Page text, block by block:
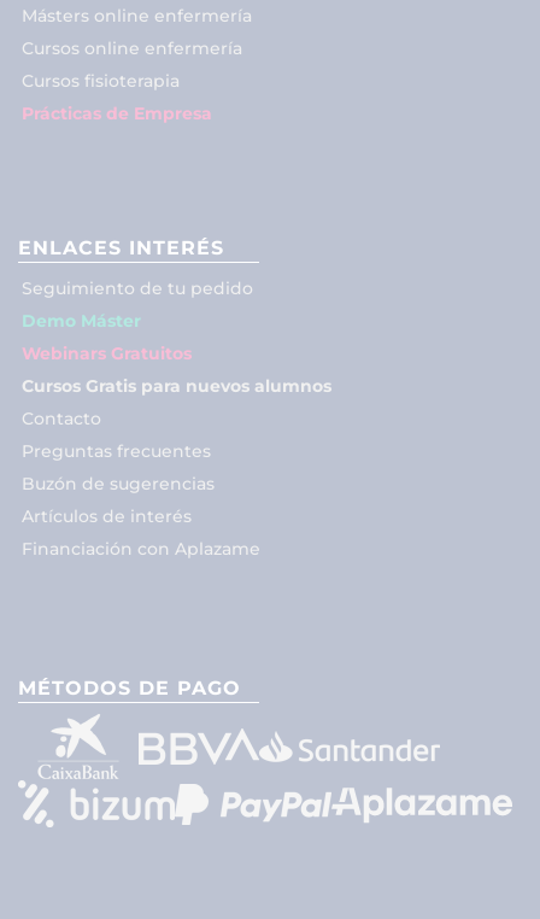
Másters online enfermería
Cursos online enfermería
Cursos fisioterapia
Prácticas de Empresa
ENLACES INTERÉS
Seguimiento de tu pedido
Demo Máster
Webinars Gratuitos
Cursos Gratis para nuevos alumnos
Contacto
Preguntas frecuentes
Buzón de sugerencias
Artículos de interés
Financiación con Aplazame
MÉTODOS DE PAGO